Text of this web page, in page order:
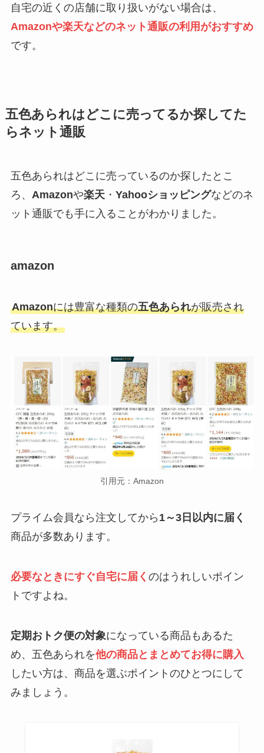
自宅の近くの店舗に取り扱いがない場合は、
Amazonや楽天などのネット通販の利用がおすすめ
です。
五色あられはどこに売ってるか探してた
らネット通販
五色あられはどこに売っているのか探したとこ
ろ、 Amazonや楽天・ Yahooショッピングなどのネ
ット通販でも手に入ることがわかりました。
amazon
Amazonには豊富な種類の五色あられが販売され
ています。
引用元：Amazon
プライム会員なら注文してから 1～3日以内に届く
商品が多数あります。
必要なときにすぐ自宅に届く のはうれしいポイン
トですよね。
定期おトク便の対象になっている商品もあるた
め、五色あられを他の商品とまとめてお得に購入
したい方は、商品を選ぶポイントのひとつにして
みましょう。